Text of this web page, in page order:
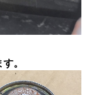
。